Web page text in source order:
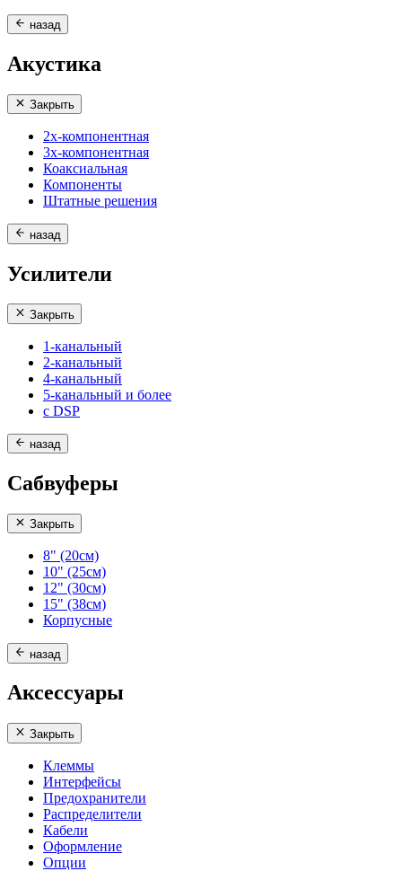
назад
Акустика
Закрыть
2х-компонентная
3х-компонентная
Коаксиальная
Компоненты
Штатные решения
назад
Усилители
Закрыть
1-канальный
2-канальный
4-канальный
5-канальный и более
с DSP
назад
Сабвуферы
Закрыть
8" (20см)
10" (25см)
12" (30см)
15" (38см)
Корпусные
назад
Аксессуары
Закрыть
Клеммы
Интерфейсы
Предохранители
Распределители
Кабели
Оформление
Опции